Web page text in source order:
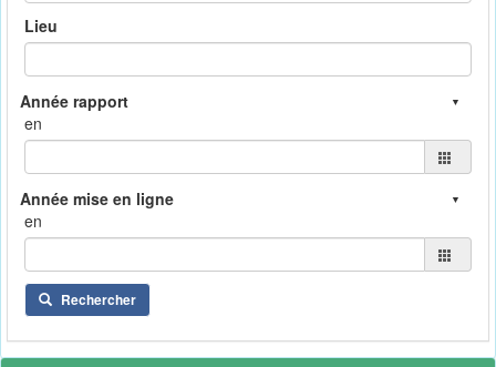
Lieu
en
en
Rechercher